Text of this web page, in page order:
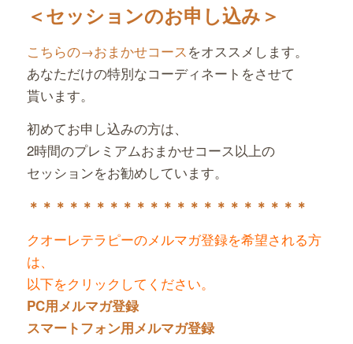
＜セッションのお申し込み＞
こちらの→おまかせコース をオススメします。
あなただけの特別なコーディネートをさせて
貰います。
初めてお申し込みの方は、
2時間のプレミアムおまかせコース以上の
セッションをお勧めしています。
＊＊＊＊＊＊＊＊＊＊＊＊＊＊＊＊＊＊＊＊＊
クオーレテラピーのメルマガ登録を希望される方
は、
以下をクリックしてください。
PC用メルマガ登録
スマートフォン用メルマガ登録